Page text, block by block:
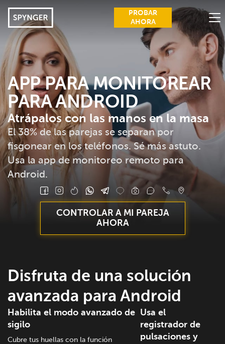
CARACTERÍSTICAS
INDICIOS DE INFIDELIDAD
VENTAJAS
OPINIONES
GUÍAS PRÁCTICAS
INICIA SESIÓN
PREGUNTAS FRECUENTES
PROBAR
AHORA
APP PARA MONITOREAR
PARA ANDROID
Atrápalos con las manos en la masa
El 38% de las parejas se separan por
fisgonear en los teléfonos. Sé más astuto.
Usa la app de monitoreo remoto para
Android.
CONTROLAR A MI PAREJA
AHORA
Disfruta de una solución
avanzada para Android
Habilita el modo avanzado de
sigilo
Cubre tus huellas con la función
Usa el
registrador de
pulsaciones y